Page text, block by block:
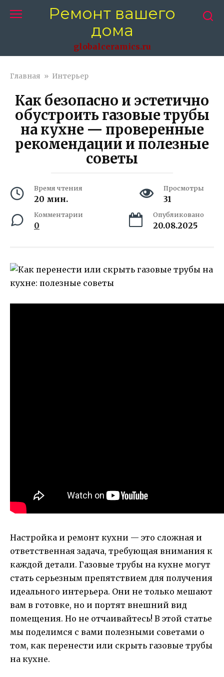
Ремонт вашего
дома
globalceramics.ru
Главная » Интерьер
Как безопасно и эстетично
обустроить газовые трубы
на кухне — проверенные
рекомендации и полезные
советы
Время чтения
20 мин.
Просмотры
31
Комментарии
0
Опубликовано
20.08.2025
Настройка и ремонт кухни — это сложная и
ответственная задача, требующая внимания к
каждой детали. Газовые трубы на кухне могут
стать серьезным препятствием для получения
идеального интерьера. Они не только мешают
вам в готовке, но и портят внешний вид
помещения. Но не отчаивайтесь! В этой статье
мы поделимся с вами полезными советами о
том, как перенести или скрыть газовые трубы
на кухне.